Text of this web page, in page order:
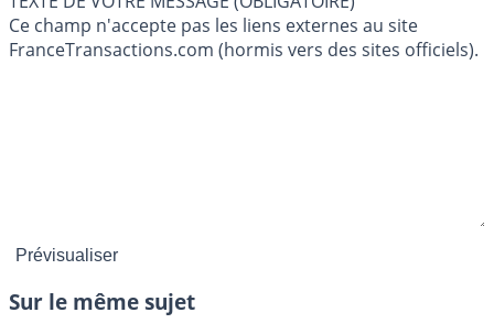
Ce champ n'accepte pas les liens externes au site
FranceTransactions.com (hormis vers des sites officiels).